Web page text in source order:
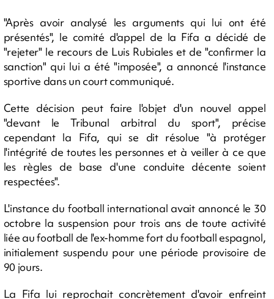
"Après avoir analysé les arguments qui lui ont été
présentés", le comité d'appel de la Fifa a décidé de
"rejeter" le recours de Luis Rubiales et de "confirmer la
sanction" qui lui a été "imposée", a annoncé l'instance
sportive dans un court communiqué.
Cette décision peut faire l'objet d'un nouvel appel
"devant le Tribunal arbitral du sport", précise
cependant la Fifa, qui se dit résolue "à protéger
l'intégrité de toutes les personnes et à veiller à ce que
les règles de base d'une conduite décente soient
respectées".
L'instance du football international avait annoncé le 30
octobre la suspension pour trois ans de toute activité
liée au football de l'ex-homme fort du football espagnol,
initialement suspendu pour une période provisoire de
90 jours.
La Fifa lui reprochait concrètement d'avoir enfreint